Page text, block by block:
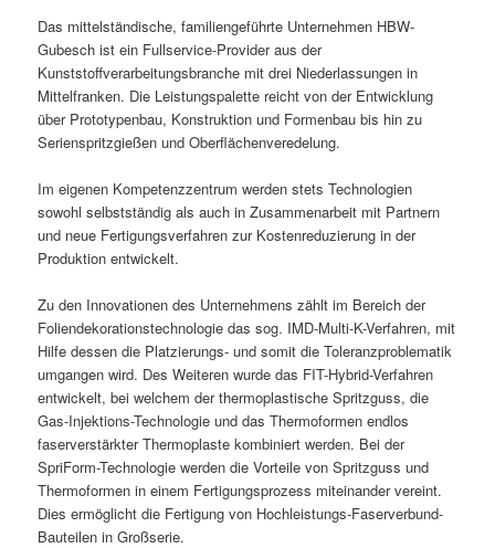
Das mittelständische, familiengeführte Unternehmen HBW-
Gubesch ist ein Fullservice-Provider aus der
Kunststoffverarbeitungsbranche mit drei Niederlassungen in
Mittelfranken. Die Leistungspalette reicht von der Entwicklung
über Prototypenbau, Konstruktion und Formenbau bis hin zu
Serienspritzgießen und Oberflächenveredelung.
Im eigenen Kompetenzzentrum werden stets Technologien
sowohl selbstständig als auch in Zusammenarbeit mit Partnern
und neue Fertigungsverfahren zur Kostenreduzierung in der
Produktion entwickelt.
Zu den Innovationen des Unternehmens zählt im Bereich der
Foliendekorationstechnologie das sog. IMD-Multi-K-Verfahren, mit
Hilfe dessen die Platzierungs- und somit die Toleranzproblematik
umgangen wird. Des Weiteren wurde das FIT-Hybrid-Verfahren
entwickelt, bei welchem der thermoplastische Spritzguss, die
Gas-Injektions-Technologie und das Thermoformen endlos
faserverstärkter Thermoplaste kombiniert werden. Bei der
SpriForm-Technologie werden die Vorteile von Spritzguss und
Thermoformen in einem Fertigungsprozess miteinander vereint.
Dies ermöglicht die Fertigung von Hochleistungs-Faserverbund-
Bauteilen in Großserie.